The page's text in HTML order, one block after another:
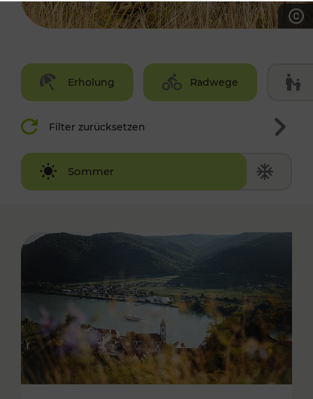
Erholung Radwege
Filter zurücksetzen
Sommer
Winter